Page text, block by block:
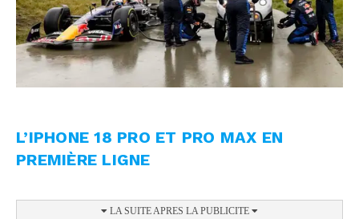
L’IPHONE 18 PRO ET PRO MAX EN
PREMIÈRE LIGNE